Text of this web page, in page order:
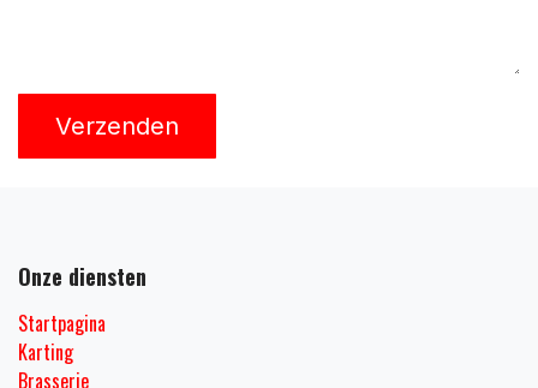
Verzenden
Onze diensten
Startpagina
Karting
Brasserie